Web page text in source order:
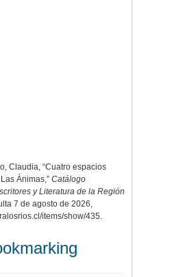
Claudia, “Cuatro espacios
Ánimas,” Catálogo
y Literatura de la Región
7 de agosto de 2026,
items/show/435.